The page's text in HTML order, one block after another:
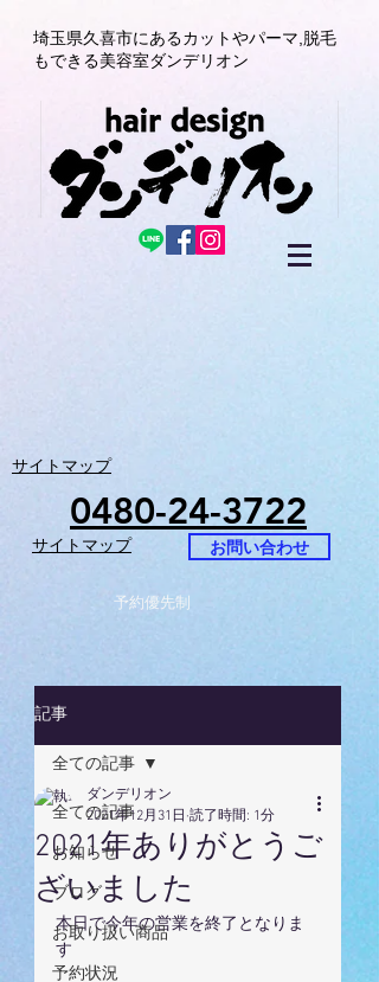
埼玉県久喜市にあるカットやパーマ, 脱毛
もできる美容室ダンデリオン
サイトマップ
0480-24-3722
サイトマップ お問い合わせ
予約優先制
記事
全ての記事
お知らせ
ブログ
お取り扱い商品
予約状況
全ての記事
2021年ありがとうご
ざいました
ダンデリオン
2021年12月31日 読了時間: 1分
本日で今年の営業を終了となりま
す